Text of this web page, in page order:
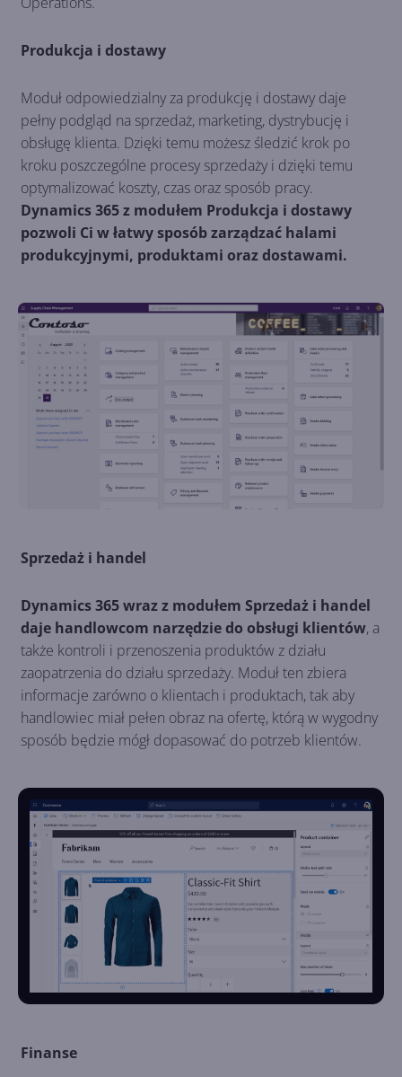
Produkcja i dostawy
Moduł odpowiedzialny za produkcję i dostawy daje
pełny podgląd na sprzedaż, marketing, dystrybucję i
obsługę klienta. Dzięki temu możesz śledzić krok po
kroku poszczególne procesy sprzedaży i dzięki temu
optymalizować koszty, czas oraz sposób pracy.
Dynamics 365 z modułem Produkcja i dostawy
pozwoli Ci w łatwy sposób zarządzać halami
produkcyjnymi, produktami oraz dostawami.
Sprzedaż i handel
Dynamics 365 wraz z modułem Sprzedaż i handel
daje handlowcom narzędzie do obsługi klientów, a
także kontroli i przenoszenia produktów z działu
zaopatrzenia do działu sprzedaży. Moduł ten zbiera
informacje zarówno o klientach i produktach, tak aby
handlowiec miał pełen obraz na ofertę, którą w wygodny
sposób będzie mógł dopasować do potrzeb klientów.
Finanse